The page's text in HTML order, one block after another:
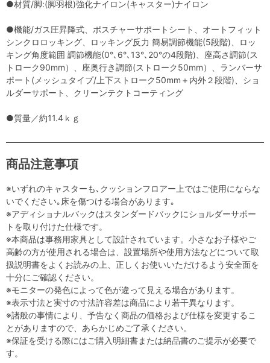
●材質/脚:(脚羽根)強化ナイロン(キャスター)ナイロン
●機能/ガス圧昇降式、ポスチャーサポートシート、オートフィット
シンクロロッキング、ロッキング反力 簡易調節機能(5段階)、ロッ
キング角度範囲 調節機能(0°､6°､13°､20°の4段階)、座高さ調節(ス
トローク90mm）、座奥行き調節(ストローク50mm）、ランバーサ
ポート(メッシュタイプ/上下ストローク50mm＋内外２段階)、ショ
ルダーサポート、クリーンテクトコーティング
●質量／約11.4ｋｇ
商品注意事項
※いずれのキャスターも､クッションフロアー上ではご使用にならな
いでください｡床を傷つける場合があります｡
※アディショナルバックはスタンダードバックにショルダーサポー
トを取り付けた仕様です。
※本商品は事務用家具として設計されています。小さなお子様やご
高齢の方が使用される場合は、設置場所や使用方法などについて取
扱説明書をよくお読みの上、正しくお使いいただけるよう安全面を
十分にご確認ください。
※モニターの発色によって色が違って見える場合があります。
※表示寸法と実寸の寸法許容差は商品により若干異なります。
※諸般の事情により、予告なく商品の価格および仕様を変更するこ
とがありますので、あらかじめご了承ください。
※保証を受ける際にはご購入明細書または納品書のご提示が必要で
す。